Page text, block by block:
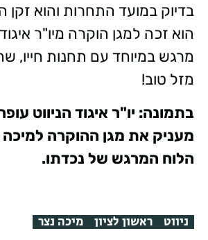
בדיוק במועד התחרות והוא זקן
הוא זכה למגן הוקרה מיו"ר איגוד
מרגש במיוחד עם תחנות חייו,
מזל טוב!
בתמונה: יו"ר איגוד הניווט
מעניק את מגן ההוקרה
הלוח המרגש של נכדתו.
ניווט ראשון לציון מיכה נצר